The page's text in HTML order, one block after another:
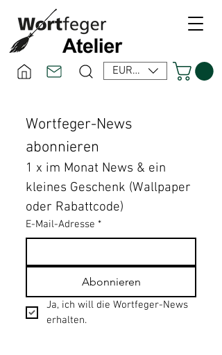
EUR (€)
Wortfeger-News
abonnieren
1 x im Monat News & ein
kleines Geschenk (Wallpaper
oder Rabattcode)
E-Mail-Adresse *
Abonnieren
Ja, ich will die Wortfeger-News
erhalten.